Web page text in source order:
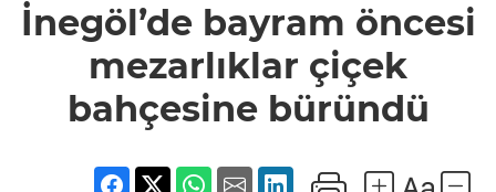
mezarlıklar
çiçek
bahçesine
büründü
İnegöl’de bayram öncesi
mezarlıklar çiçek
bahçesine büründü